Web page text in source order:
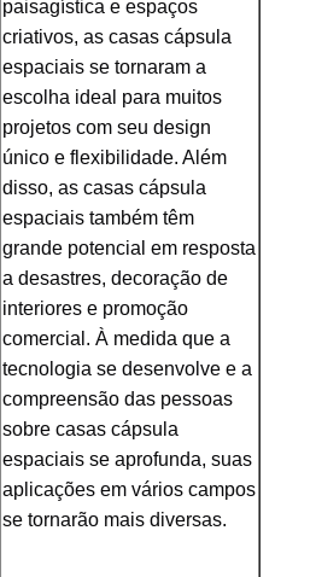
paisagística e espaços
criativos, as casas cápsula
espaciais se tornaram a
escolha ideal para muitos
projetos com seu design
único e flexibilidade. Além
disso, as casas cápsula
espaciais também têm
grande potencial em resposta
a desastres, decoração de
interiores e promoção
comercial. À medida que a
tecnologia se desenvolve e a
compreensão das pessoas
sobre casas cápsula
espaciais se aprofunda, suas
aplicações em vários campos
se tornarão mais diversas.